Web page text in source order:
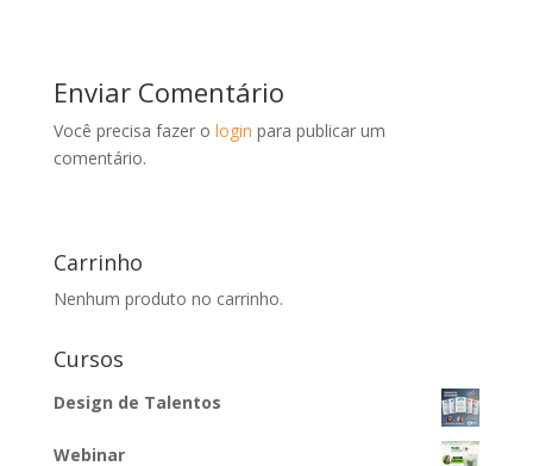
Enviar Comentário
Você precisa fazer o login para publicar um
comentário.
Carrinho
Nenhum produto no carrinho.
Cursos
Design de Talentos
Webinar